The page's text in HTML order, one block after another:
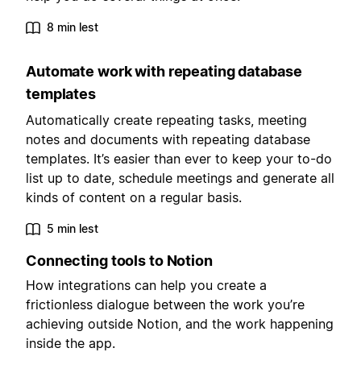
8 min lest
Automate work with repeating database
templates
Automatically create repeating tasks, meeting
notes and documents with repeating database
templates. It’s easier than ever to keep your to-do
list up to date, schedule meetings and generate all
kinds of content on a regular basis.
5 min lest
Connecting tools to Notion
How integrations can help you create a
frictionless dialogue between the work you’re
achieving outside Notion, and the work happening
inside the app.